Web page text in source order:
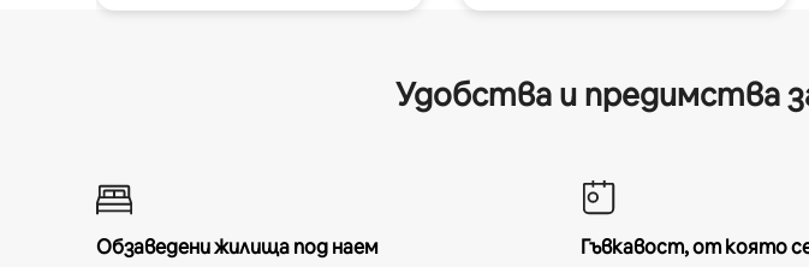
Удобства и предимства
Обзаведени жилища под наем
Гъвкавост, от която